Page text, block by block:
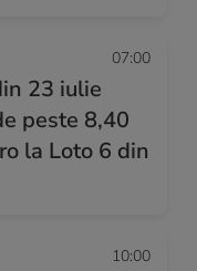
07:00
23 iulie
peste 8,40
la Loto 6 din
10:00